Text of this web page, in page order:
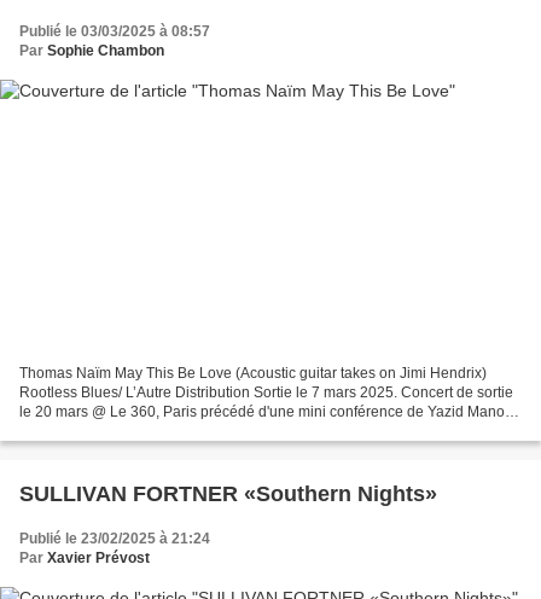
Publié le 03/03/2025 à 08:57
Par Sophie Chambon
Thomas Naïm May This Be Love (Acoustic guitar takes on Jimi Hendrix)
Rootless Blues/ L’Autre Distribution Sortie le 7 mars 2025. Concert de sortie
le 20 mars @ Le 360, Paris précédé d'une mini conférence de Yazid Manou.
SULLIVAN FORTNER «Southern Nights»
Publié le 23/02/2025 à 21:24
Par Xavier Prévost